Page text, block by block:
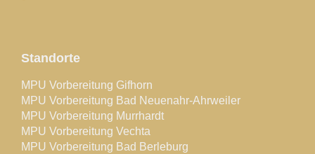
Standorte
MPU Vorbereitung Gifhorn
MPU Vorbereitung Bad Neuenahr-Ahrweiler
MPU Vorbereitung Murrhardt
MPU Vorbereitung Vechta
MPU Vorbereitung Bad Berleburg